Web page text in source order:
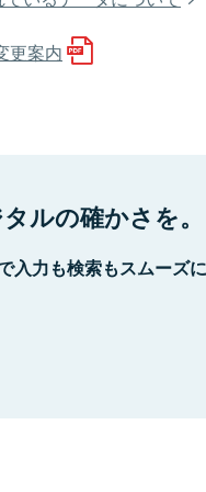
更案内
ルの確かさを。
入力も検索もスムーズ